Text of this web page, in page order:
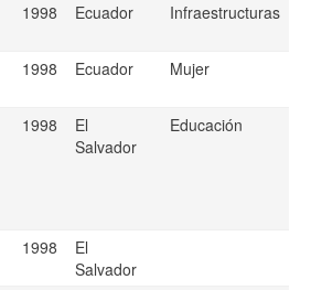
1998 Ecuador Infraestructuras
1998 Ecuador Mujer
1998
El
Salvador
Educación
1998
El
Salvador